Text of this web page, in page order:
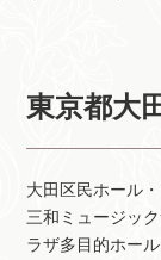
東京都大
大田区民ホール
三和ミュージッ
ラザ多目的ホール